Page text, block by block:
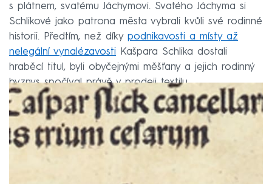
s plátnem, svatému Jáchymovi. Svatého Jáchyma si
Schlikové jako patrona města vybrali kvůli své rodinné
historii. Předtím, než díky podnikavosti a místy až
nelegální vynalézavosti Kašpara Schlika dostali
hraběcí titul, byli obyčejnými měšťany a jejich rodinný
byznys spočíval právě v prodeji textilu.